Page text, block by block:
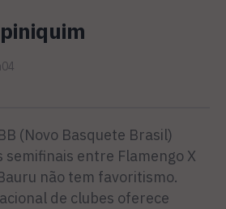
(Novo Basquete Brasil)
semifinais entre Flamengo X
não tem favoritismo.
de clubes oferece